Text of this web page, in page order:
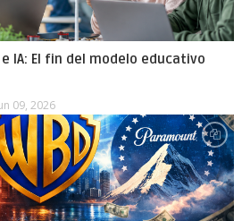
e IA: El fin del modelo educativo
09, 2026